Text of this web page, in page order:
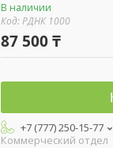
В наличии
Код:РДНК 1000
87 500 ₸
+7 (777) 250-15-77
Коммерческий отдел